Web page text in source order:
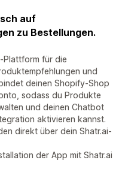
auf
zu Bestellungen.
Plattform für die
und
deinen Shopify-Shop
sodass du Produkte
und deinen Chatbot
aktivieren kannst.
direkt über dein Shatr.ai-
der App mit Shatr.ai